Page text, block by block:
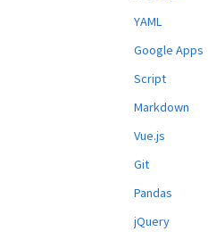
YAML
Google Apps
Script
Markdown
Vue.js
Git
Pandas
jQuery